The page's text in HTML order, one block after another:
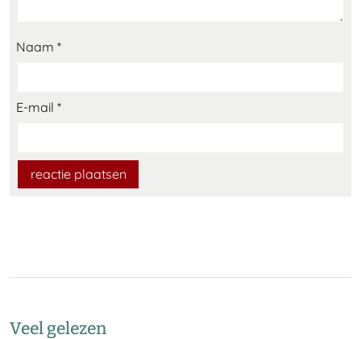
Naam *
E-mail *
Veel gelezen